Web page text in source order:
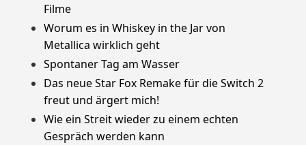
Filme
Worum es in Whiskey in the Jar von
Metallica wirklich geht
Spontaner Tag am Wasser
Das neue Star Fox Remake für die Switch 2
freut und ärgert mich!
Wie ein Streit wieder zu einem echten
Gespräch werden kann